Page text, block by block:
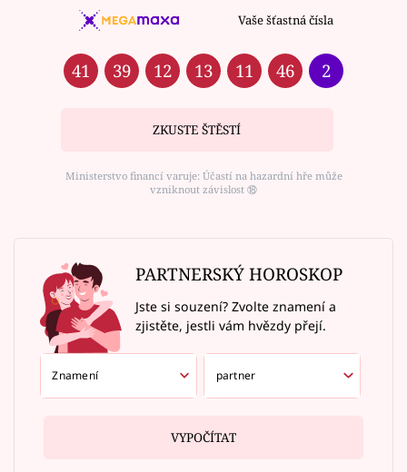
Vaše šťastná čísla
41 39 12 13 11 46 2
ZKUSTE ŠTĚSTÍ
Ministerstvo financí varuje: Účastí na hazardní hře může
vzniknout závislost ⑱
PARTNERSKÝ HOROSKOP
Jste si souzení? Zvolte znamení a
zjistěte, jestli vám hvězdy přejí.
VYPOČÍTAT